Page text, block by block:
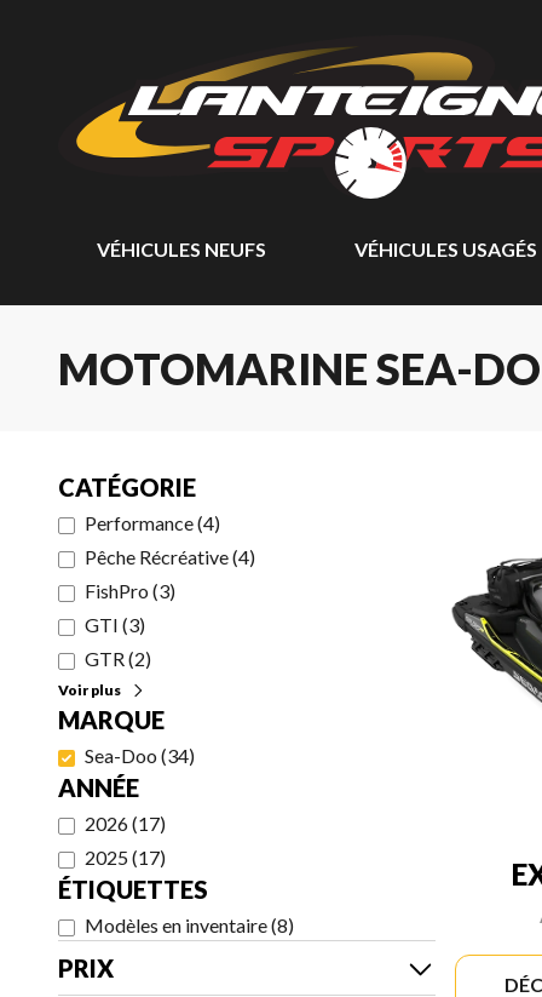
VÉHICULES NEUFS VÉHICULES USAGÉS
MOTOMARINE SEA-
CATÉGORIE
Performance(4)
Pêche Récréative(4)
FishPro (3)
GTI (3)
GTR(2)
Voir plus
MARQUE
Sea-Doo (34)
ANNÉE
2026(17)
2025(17)
ÉTIQUETTES
Modèles en inventaire(8)
PRIX